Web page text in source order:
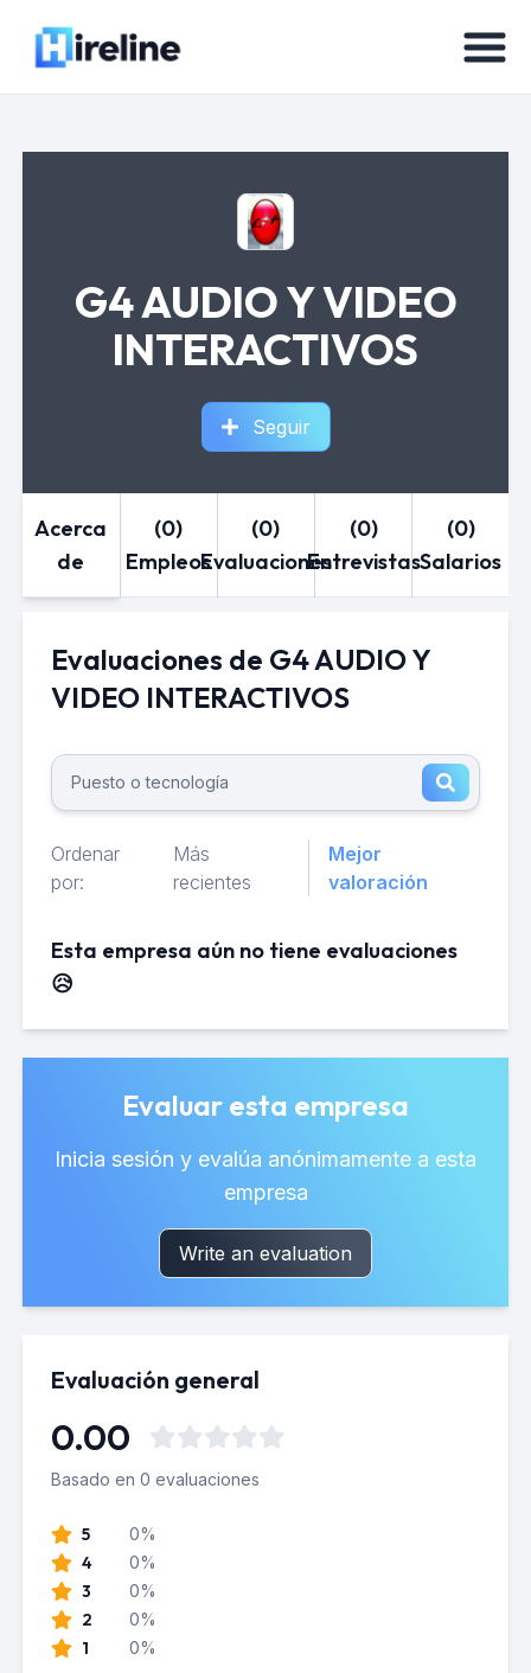
G4 AUDIO Y VIDEO
INTERACTIVOS
Seguir
Acerca
de
(0)
Empleos
(0)
Evaluaciones
(0)
Entrevistas
(0)
Salarios
Evaluaciones de G4 AUDIO Y
VIDEO INTERACTIVOS
Ordenar
por:
Más
recientes
Mejor
valoración
Esta empresa aún no tiene evaluaciones
😥
Evaluar esta empresa
Inicia sesión y evalúa anónimamente a esta
empresa
Write an evaluation
Evaluación general
0.00
Basado en 0 evaluaciones
5 0%
4 0%
3 0%
2 0%
1 0%